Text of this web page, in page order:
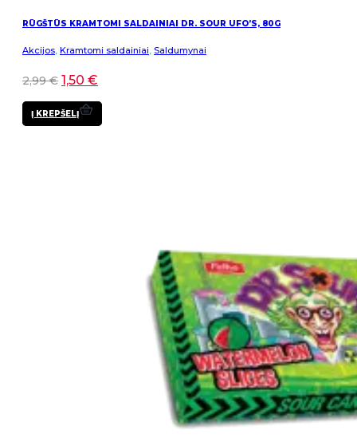
RŪGŠTŪS KRAMTOMI SALDAINIAI DR. SOUR UFO’S, 80G
Akcijos, Kramtomi saldainiai, Saldumynai
2,99€ 1,50 €
Į KREPŠELĮ